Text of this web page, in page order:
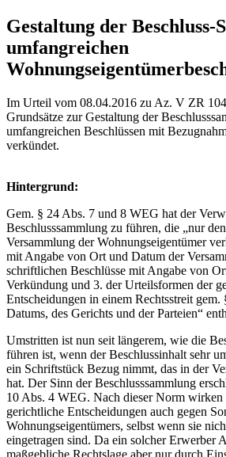
Gestaltung der Beschluss-
umfangreichen
Im Urteil vom 08.04.2016 zu Az. V ZR
Grundsätze zur Gestaltung der
umfangreichen Beschlüssen mit
verkündet.
Hintergrund:
Gem. § 24 Abs. 7 und 8 WEG hat der
Beschlusssammlung zu führen, die „nur
Versammlung der Wohnungseigentümer
mit Angabe von Ort und Datum der
schriftlichen Beschlüsse mit Angabe von
Verkündung und 3. der Urteilsformen der
Entscheidungen in einem Rechtsstreit
Datums, des Gerichts und der Parteien“
Umstritten ist nun seit längerem, wie die
führen ist, wenn der Beschlussinhalt sehr
ein Schriftstück Bezug nimmt, das in der
hat. Der Sinn der Beschlusssammlung
10 Abs. 4 WEG. Nach dieser Norm wirken
gerichtliche Entscheidungen auch gegen
Wohnungseigentümers, selbst wenn sie
eingetragen sind. Da ein solcher Erwerber
maßgebliche Rechtslage aber nur durch